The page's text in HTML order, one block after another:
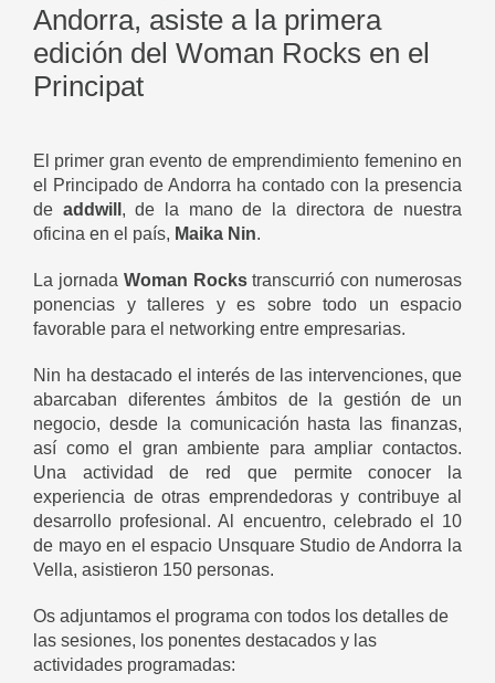
Andorra, asiste a la primera
edición del Woman Rocks en el
Principat
El primer gran evento de emprendimiento femenino en
el Principado de Andorra ha contado con la presencia
de addwill , de la mano de la directora de nuestra
oficina en el país, Maika Nin.
La jornada Woman Rockstranscurrió con numerosas
ponencias y talleres y es sobre todo un espacio
favorable para el networking entre empresarias.
Nin ha destacado el interés de las intervenciones, que
abarcaban diferentes ámbitos de la gestión de un
negocio, desde la comunicación hasta las finanzas,
así como el gran ambiente para ampliar contactos.
Una actividad de red que permite conocer la
experiencia de otras emprendedoras y contribuye al
desarrollo profesional. Al encuentro, celebrado el 10
de mayo en el espacio Unsquare Studio de Andorra la
Vella, asistieron 150 personas.
Os adjuntamos el programa con todos los detalles de
las sesiones, los ponentes destacados y las
actividades programadas: